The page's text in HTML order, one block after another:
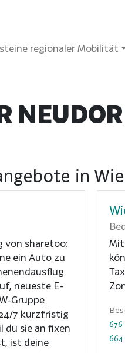
regionaler Mobilität
in
von sharetoo:
ein Auto zu
neueste E-
Gruppe
7 kurzfristig
du sie an fixen
ist deine
Mit